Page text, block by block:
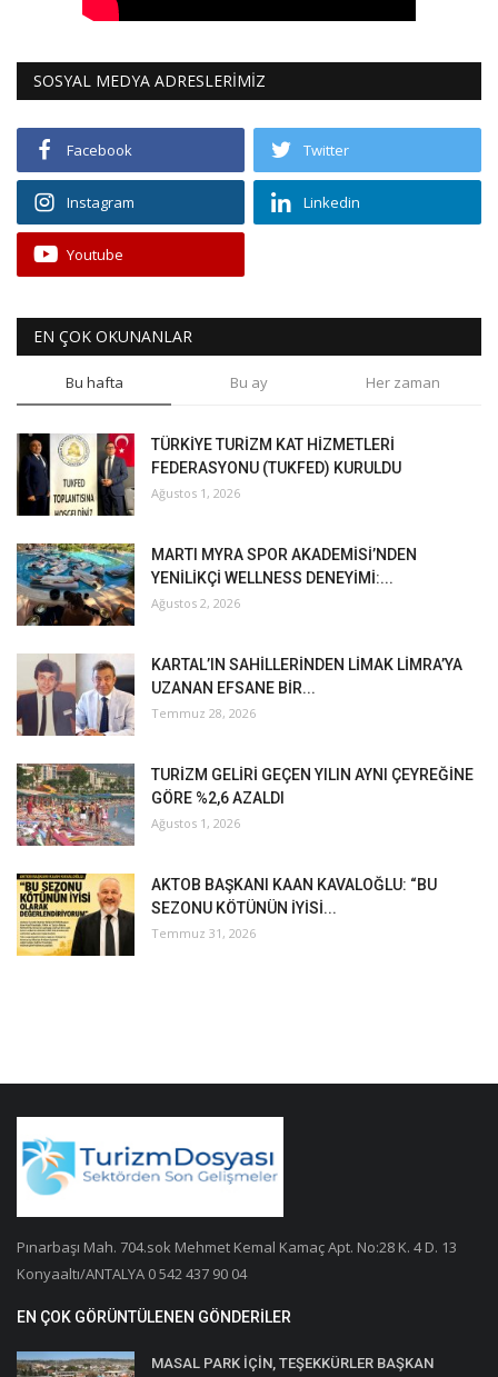
SOSYAL MEDYA ADRESLERİMİZ
Facebook Twitter
Instagram Linkedin
Youtube
EN ÇOK OKUNANLAR
Bu hafta Bu ay Her zaman
TÜRKİYE TURİZM KAT HİZMETLERİ
FEDERASYONU (TUKFED) KURULDU
Ağustos 1, 2026
MARTI MYRA SPOR AKADEMİSİ’NDEN
YENİLİKÇİ WELLNESS DENEYİMİ:...
Ağustos 2, 2026
KARTAL’IN SAHİLLERİNDEN LİMAK LİMRA’YA
UZANAN EFSANE BİR...
Temmuz 28, 2026
TURİZM GELİRİ GEÇEN YILIN AYNI ÇEYREĞİNE
GÖRE %2,6 AZALDI
Ağustos 1, 2026
AKTOB BAŞKANI KAAN KAVALOĞLU: “BU
SEZONU KÖTÜNÜN İYİSİ...
Temmuz 31, 2026
Pınarbaşı Mah. 704.sok Mehmet Kemal Kamaç Apt. No:28 K. 4 D. 13
Konyaaltı/ANTALYA 0 542 437 90 04
EN ÇOK GÖRÜNTÜLENEN GÖNDERILER
MASAL PARK İÇİN, TEŞEKKÜRLER BAŞKAN